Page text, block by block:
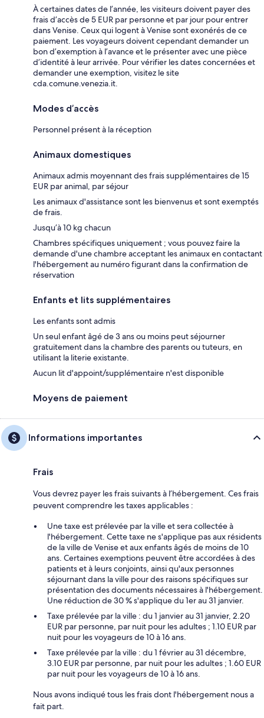
À certaines dates de l’année, les visiteurs doivent payer des
frais d’accès de 5 EUR par personne et par jour pour entrer
dans Venise. Ceux qui logent à Venise sont exonérés de ce
paiement. Les voyageurs doivent cependant demander un
bon d’exemption à l’avance et le présenter avec une pièce
d’identité à leur arrivée. Pour vérifier les dates concernées et
demander une exemption, visitez le site
cda.comune.venezia.it.
Modes d’accès
Personnel présent à la réception
Animaux domestiques
Animaux admis moyennant des frais supplémentaires de 15
EUR par animal, par séjour
Les animaux d'assistance sont les bienvenus et sont exemptés
de frais.
Jusqu’à 10 kg chacun
Chambres spécifiques uniquement ; vous pouvez faire la
demande d'une chambre acceptant les animaux en contactant
l'hébergement au numéro figurant dans la confirmation de
réservation
Enfants et lits supplémentaires
Les enfants sont admis
Un seul enfant âgé de 3 ans ou moins peut séjourner
gratuitement dans la chambre des parents ou tuteurs, en
utilisant la literie existante.
Aucun lit d'appoint/supplémentaire n'est disponible
Moyens de paiement
Informations importantes
Frais
Vous devrez payer les frais suivants à l’hébergement. Ces frais
peuvent comprendre les taxes applicables :
Une taxe est prélevée par la ville et sera collectée à
l'hébergement. Cette taxe ne s'applique pas aux résidents
de la ville de Venise et aux enfants âgés de moins de 10
ans. Certaines exemptions peuvent être accordées à des
patients et à leurs conjoints, ainsi qu'aux personnes
séjournant dans la ville pour des raisons spécifiques sur
présentation des documents nécessaires à l'hébergement.
Une réduction de 30 % s'applique du 1er au 31 janvier.
Taxe prélevée par la ville : du 1 janvier au 31 janvier, 2.20
EUR par personne, par nuit pour les adultes ; 1.10 EUR par
nuit pour les voyageurs de 10 à 16 ans.
Taxe prélevée par la ville : du 1 février au 31 décembre,
3.10 EUR par personne, par nuit pour les adultes ; 1.60 EUR
par nuit pour les voyageurs de 10 à 16 ans.
Nous avons indiqué tous les frais dont l'hébergement nous a
fait part.